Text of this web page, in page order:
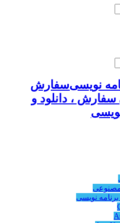
سفارش
سفارش ، دانلود و
نویسی